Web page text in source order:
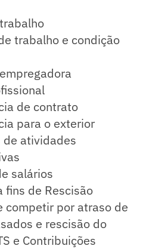
trabalho e condição
de contrato
para o exterior
de atividades
salários
fins de Rescisão
competir por atraso de
e rescisão do
e Contribuições